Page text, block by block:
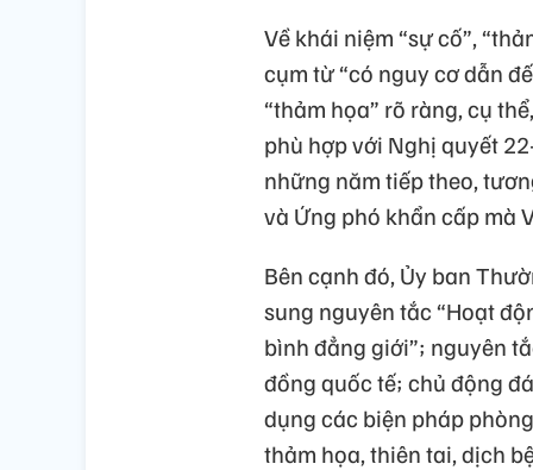
Về khái niệm “sự cố”,
cụm từ “có nguy cơ dẫn
“thảm họa” rõ ràng, cụ
phù hợp với Nghị quyết
những năm tiếp theo,
và Ứng phó khẩn cấp mà
Bên cạnh đó, Ủy ban
sung nguyên tắc “Hoạt
bình đẳng giới”; nguyên
đồng quốc tế; chủ động
dụng các biện pháp
thảm họa, thiên tai, dịch